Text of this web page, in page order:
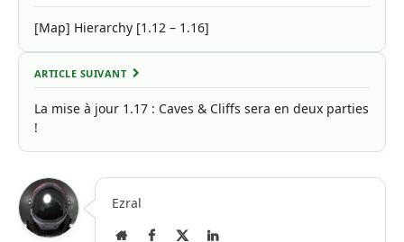
[Map] Hierarchy [1.12 – 1.16]
ARTICLE SUIVANT
La mise à jour 1.17 : Caves & Cliffs sera en deux parties
!
Ezral
Site
Facebook
X
LinkedIn